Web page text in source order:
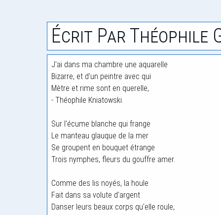
Écrit Par Théophile
J'ai dans ma chambre une aquarelle
Bizarre, et d'un peintre avec qui
Mètre et rime sont en querelle,
- Théophile Kniatowski.
Sur l'écume blanche qui frange
Le manteau glauque de la mer
Se groupent en bouquet étrange
Trois nymphes, fleurs du gouffre amer.
Comme des lis noyés, la houle
Fait dans sa volute d'argent
Danser leurs beaux corps qu'elle roule,